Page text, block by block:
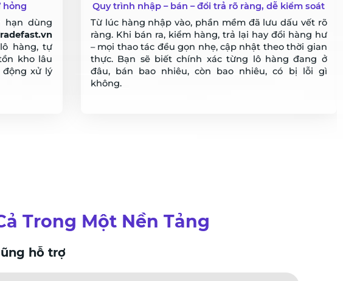
kiểm soát
dấu vết rõ
hàng hư
thời gian
đang ở
bị lỗi gì
Nắm công nợ từng khách – Không còn ghi sổ tay
thủ công
Ai còn thiếu, ai đã trả, khách nào mua bao nhiêu lần
trong tháng… Tất cả đều được lưu trong hệ thống,
rõ ràng tới từng hóa đơn. Không còn cảnh lật sổ, dò
từng dòng, hay tranh cãi khi khách nói “hôm bữa tôi
trả rồi”.
Trong Một Nền Tảng
hỗ trợ